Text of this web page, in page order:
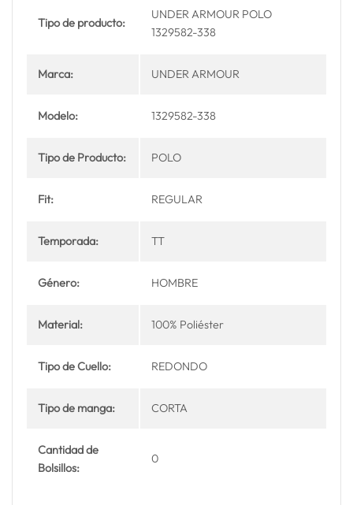
Tipo de producto:
UNDER ARMOUR POLO
1329582-338
Marca: UNDER ARMOUR
Modelo: 1329582-338
Tipo de Producto: POLO
Fit: REGULAR
Temporada: TT
Género: HOMBRE
Material: 100% Poliéster
Tipo de Cuello: REDONDO
Tipo de manga: CORTA
Cantidad de
Bolsillos:
0